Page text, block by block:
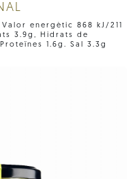
energètic 868 kJ/211
3.9g, Hidrats de
1.6g. Sal 3.3g